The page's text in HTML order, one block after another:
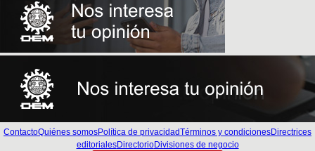
ContactoQuiénes somosPolítica de privacidadTérminos y condicionesDirectrices
editorialesDirectorioDivisiones de negocio